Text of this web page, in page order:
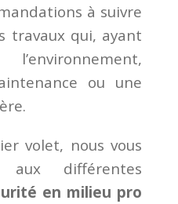
à suivre
travaux qui, ayant
ou une
volet, nous vous
aux différentes
en milieu pro